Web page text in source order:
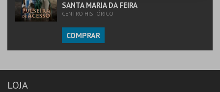
SANTA MARIA DA FEIRA
CENTRO HISTÓRICO
COMPRAR
LOJA